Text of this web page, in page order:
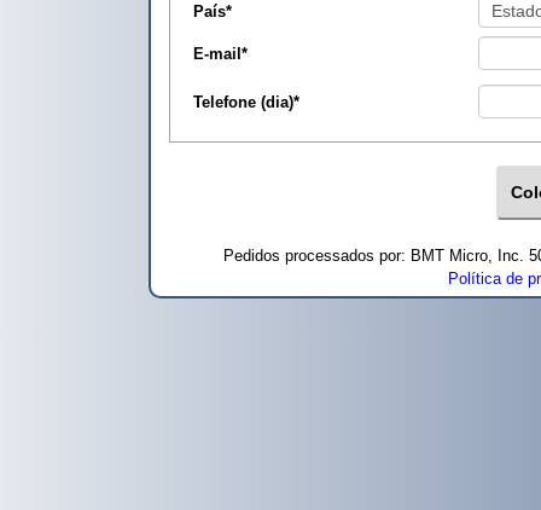
País*
E-mail *
Telefone (dia)*
Pedidos processados por: BMT Micro, Inc.
Política de